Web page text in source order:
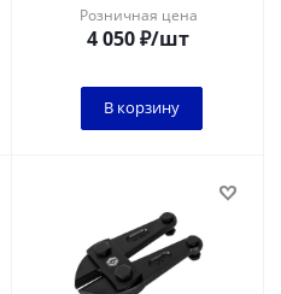
Розничная цена
4 050₽/шт
В корзину